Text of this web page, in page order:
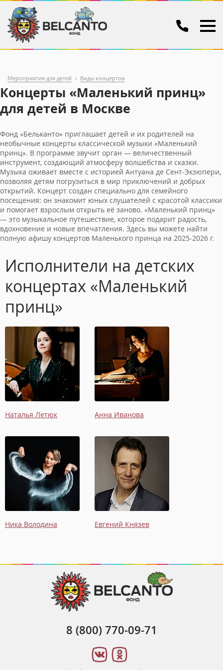
Мероприятия для детей Виды концертов
Концерты «Маленький принц»
для детей в Москве
Фонд «Бельканто» приглашает детей и их родителей на
необычные концерты классической музыки «Маленький
принц». В программе звучит орган — величественный
инструмент, создающий атмосферу волшебства и сказки.
Музыка оживает вместе с историей Антуана де Сент-Экзюпери,
позволяя детям погрузиться в мир приключений и добрых
открытий. Концерт создан специально для семейного
посещения: он знакомит юных слушателей с красотой классики
и помогает взрослым открыть её заново. «Маленький принц»
— это музыкальное путешествие, которое подарит радость,
вдохновение и новые впечатления. Здесь вы можете найти
полную афишу концертов Маленького принца на 2025-2026 г.
Исполнители на детских
концертах «Маленький
принц»
Наталья Летюк Анна Иванова
Ника Володина Евгений Князев
8 (800) 770-09-71